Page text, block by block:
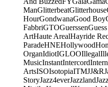
ManGlitterbeatGlitterhouse
HourGondwanaGood Boy
FabbriGTOGuerssen
ArtHaute ArealHayride
ParadeHNEHollywood
OrganIdiotIGLOOIllegal
MusicInstantIntercord
ArtsISOIsotopiaITMJJ&R
StoryJazz4everJazzland